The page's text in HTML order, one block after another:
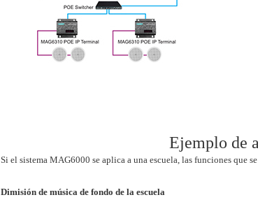
Ejemplo de
Si el sistema MAG6000 se aplica a una escuela, las funciones que
Dimisión de música de fondo de la escuela